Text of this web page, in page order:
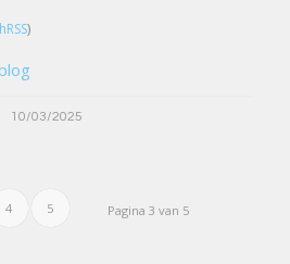
)
10/03/2025
Pagina 3 van 5
4 5